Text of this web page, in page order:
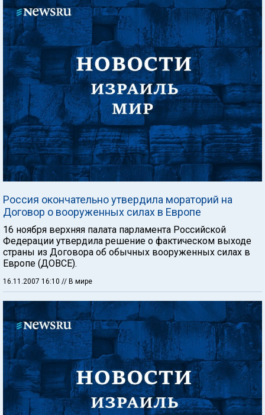
Россия окончательно утвердила мораторий на
Договор о вооруженных силах в Европе
16 ноября верхняя палата парламента Российской
Федерации утвердила решение о фактическом выходе
страны из Договора об обычных вооруженных силах в
Европе (ДОВСЕ).
16.11.2007 16:10 // В мире